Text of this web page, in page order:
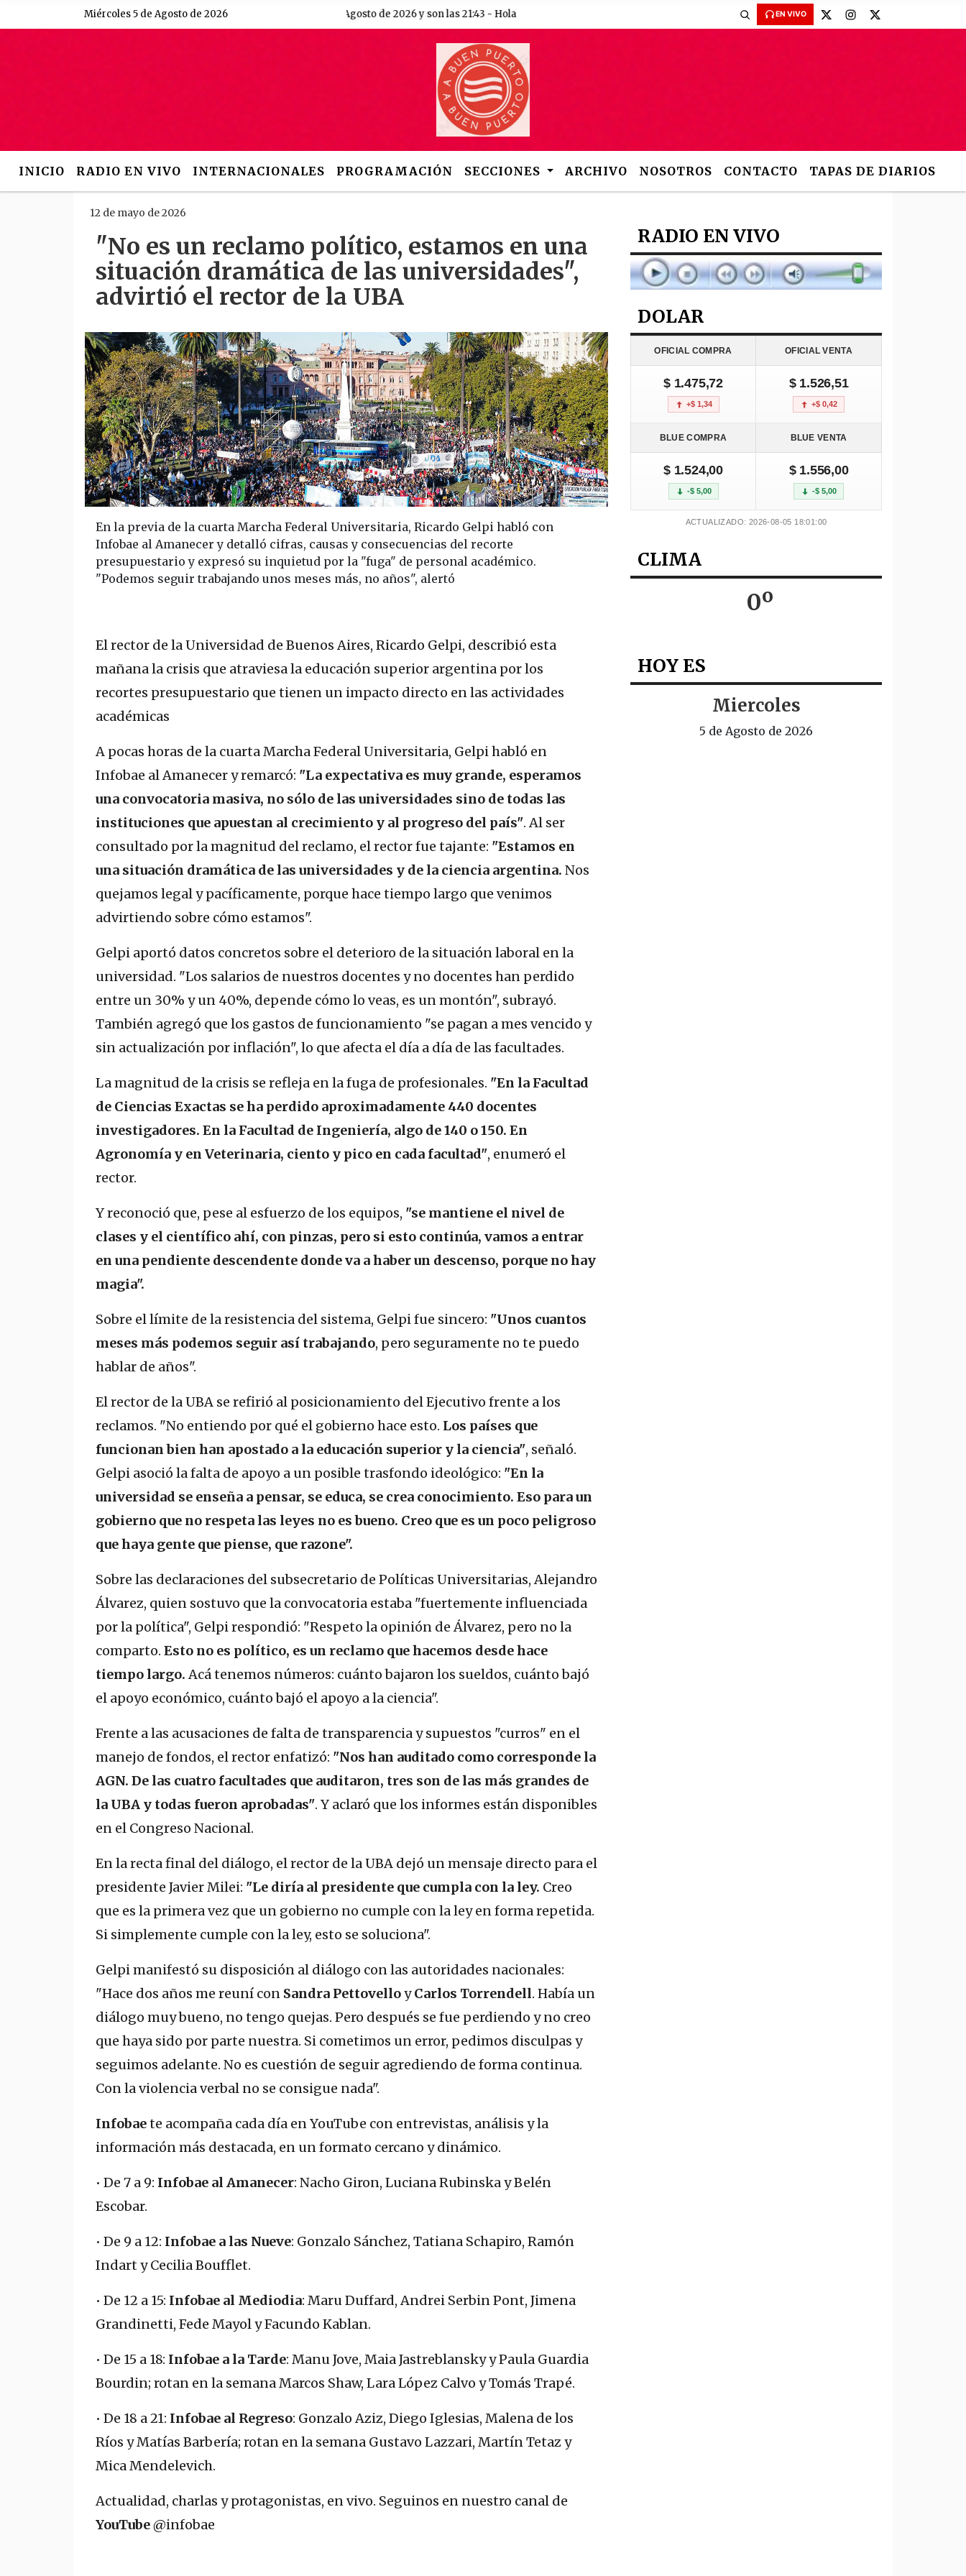
Miércoles 5 de Agosto de 2026Hoy es Miércoles 5 de Agosto de 2026 y son las 21:43 - Hola EN VIVO
INICIO RADIO EN VIVO INTERNACIONALES PROGRAMACIÓN SECCIONES ARCHIVO NOSOTROS CONTACTO TAPAS DE DIARIOS
12 de mayo de 2026
"No es un reclamo político, estamos en una
situación dramática de las universidades",
advirtió el rector de la UBA
En la previa de la cuarta Marcha Federal Universitaria, Ricardo Gelpi habló con
Infobae al Amanecer y detalló cifras, causas y consecuencias del recorte
presupuestario y expresó su inquietud por la "fuga" de personal académico.
"Podemos seguir trabajando unos meses más, no años", alertó
El rector de la Universidad de Buenos Aires, Ricardo Gelpi, describió esta
mañana la crisis que atraviesa la educación superior argentina por los
recortes presupuestario que tienen un impacto directo en las actividades
académicas
A pocas horas de la cuarta Marcha Federal Universitaria, Gelpi habló en
Infobae al Amanecer y remarcó: "La expectativa es muy grande, esperamos
una convocatoria masiva, no sólo de las universidades sino de todas las
instituciones que apuestan al crecimiento y al progreso del país". Al ser
consultado por la magnitud del reclamo, el rector fue tajante: "Estamos en
una situación dramática de las universidades y de la ciencia argentina. Nos
quejamos legal y pacíficamente, porque hace tiempo largo que venimos
advirtiendo sobre cómo estamos".
Gelpi aportó datos concretos sobre el deterioro de la situación laboral en la
universidad. "Los salarios de nuestros docentes y no docentes han perdido
entre un 30% y un 40%, depende cómo lo veas, es un montón", subrayó.
También agregó que los gastos de funcionamiento "se pagan a mes vencido y
sin actualización por inflación", lo que afecta el día a día de las facultades.
La magnitud de la crisis se refleja en la fuga de profesionales. "En la Facultad
de Ciencias Exactas se ha perdido aproximadamente 440 docentes
investigadores. En la Facultad de Ingeniería, algo de 140 o 150. En
Agronomía y en Veterinaria, ciento y pico en cada facultad", enumeró el
rector.
Y reconoció que, pese al esfuerzo de los equipos, "se mantiene el nivel de
clases y el científico ahí, con pinzas, pero si esto continúa, vamos a entrar
en una pendiente descendente donde va a haber un descenso, porque no hay
magia".
Sobre el límite de la resistencia del sistema, Gelpi fue sincero: "Unos cuantos
meses más podemos seguir así trabajando, pero seguramente no te puedo
hablar de años".
El rector de la UBA se refirió al posicionamiento del Ejecutivo frente a los
reclamos. "No entiendo por qué el gobierno hace esto. Los países que
funcionan bien han apostado a la educación superior y la ciencia", señaló.
Gelpi asoció la falta de apoyo a un posible trasfondo ideológico: "En la
universidad se enseña a pensar, se educa, se crea conocimiento. Eso para un
gobierno que no respeta las leyes no es bueno. Creo que es un poco peligroso
que haya gente que piense, que razone".
Sobre las declaraciones del subsecretario de Políticas Universitarias, Alejandro
Álvarez, quien sostuvo que la convocatoria estaba "fuertemente influenciada
por la política", Gelpi respondió: "Respeto la opinión de Álvarez, pero no la
comparto. Esto no es político, es un reclamo que hacemos desde hace
tiempo largo.Acá tenemos números: cuánto bajaron los sueldos, cuánto bajó
el apoyo económico, cuánto bajó el apoyo a la ciencia".
Frente a las acusaciones de falta de transparencia y supuestos "curros" en el
manejo de fondos, el rector enfatizó: "Nos han auditado como corresponde la
AGN. De las cuatro facultades que auditaron, tres son de las más grandes de
la UBA y todas fueron aprobadas". Y aclaró que los informes están disponibles
en el Congreso Nacional.
En la recta final del diálogo, el rector de la UBA dejó un mensaje directo para el
presidente Javier Milei: "Le diría al presidente que cumpla con la ley. Creo
que es la primera vez que un gobierno no cumple con la ley en forma repetida.
Si simplemente cumple con la ley, esto se soluciona".
Gelpi manifestó su disposición al diálogo con las autoridades nacionales:
"Hace dos años me reuní con Sandra PettovelloyCarlos Torrendell. Había un
diálogo muy bueno, no tengo quejas. Pero después se fue perdiendo y no creo
que haya sido por parte nuestra. Si cometimos un error, pedimos disculpas y
seguimos adelante. No es cuestión de seguir agrediendo de forma continua.
Con la violencia verbal no se consigue nada".
Infobaete acompaña cada día en YouTube con entrevistas, análisis y la
información más destacada, en un formato cercano y dinámico.
• De 7 a 9: Infobae al Amanecer: Nacho Giron, Luciana Rubinska y Belén
Escobar.
• De 9 a 12: Infobae a las Nueve: Gonzalo Sánchez, Tatiana Schapiro, Ramón
Indart y Cecilia Boufflet.
• De 12 a 15: Infobae al Mediodia: Maru Duffard, Andrei Serbin Pont, Jimena
Grandinetti, Fede Mayol y Facundo Kablan.
• De 15 a 18: Infobae a la Tarde: Manu Jove, Maia Jastreblansky y Paula Guardia
Bourdin; rotan en la semana Marcos Shaw, Lara López Calvo y Tomás Trapé.
• De 18 a 21: Infobae al Regreso: Gonzalo Aziz, Diego Iglesias, Malena de los
Ríos y Matías Barbería; rotan en la semana Gustavo Lazzari, Martín Tetaz y
Mica Mendelevich.
Actualidad, charlas y protagonistas, en vivo. Seguinos en nuestro canal de
YouTube@infobae
RADIO EN VIVO
DOLAR
OFICIAL COMPRA OFICIAL VENTA
$ 1.475,72
+$ 1,34
$ 1.526,51
+$ 0,42
BLUE COMPRA BLUE VENTA
$ 1.524,00
-$ 5,00
$ 1.556,00
-$ 5,00
ACTUALIZADO: 2026-08-05 18:01:00
CLIMA
0º
HOY ES
Miercoles
5 de Agosto de 2026